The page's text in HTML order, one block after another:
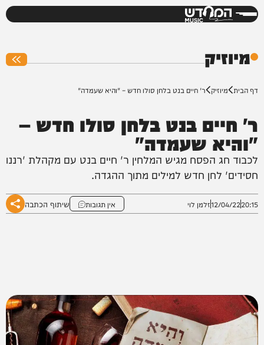
המחדש
מיוזיק
דף הבית מיוזיק ר' חיים בנט בלחן סולו חדש – "והיא שעמדה"
ר' חיים בנט בלחן סולו חדש –
"והיא שעמדה"
לכבוד חג הפסח מגיש המלחין ר' חיים בנט עם מקהלת 'רננו
חסידים' לחן חדש למילים מתוך ההגדה.
20:15
12/04/22זלמן לוי אין תגובות שיתוף הכתבה